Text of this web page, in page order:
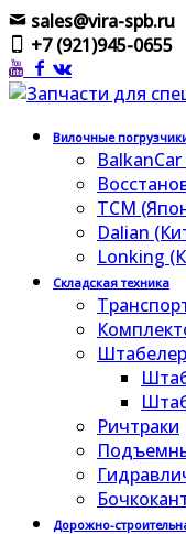
sales@vira-spb.ru
+7 (921)945-0655
Вилочные
TCM
Dalian
Lonking
Складская техника
Ричтраки
Дорожно-